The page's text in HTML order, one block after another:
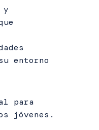
y
entorno
para
jóvenes.